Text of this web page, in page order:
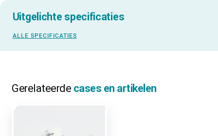
Uitgelichte specificaties
ALLE SPECIFICATIES
Gerelateerde cases en artikelen